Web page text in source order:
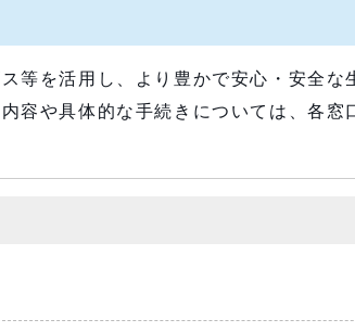
等を活用し、より豊かで安心・安全な
容や具体的な手続きについては、各窓